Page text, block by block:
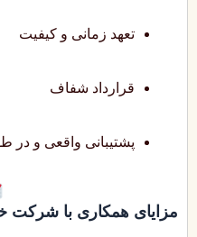
تعهد زمانی و کیفیت
قرارداد شفاف
پشتیبانی واقعی و در
مزایای همکاری با شرکت